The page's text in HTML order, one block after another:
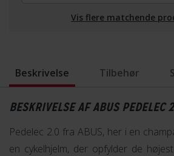
Vis flere matchende
Beskrivelse Tilbehør
BESKRIVELSE AF ABUS PEDELEC
Pedelec 2.0 fra ABUS, her i en
en cykelhjelm, der opfylder de